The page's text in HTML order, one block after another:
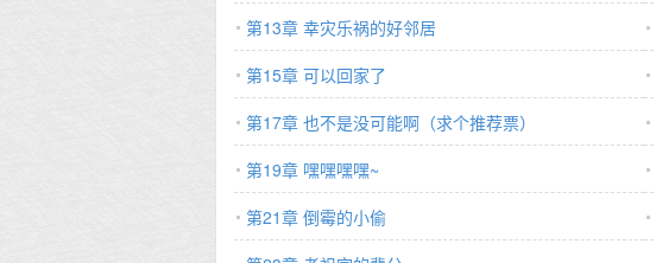
第13章 幸灾乐祸的好邻居
第15章 可以回家了
第17章 也不是没可能啊（求个推荐票）
第19章 嘿嘿嘿嘿~
第21章 倒霉的小偷